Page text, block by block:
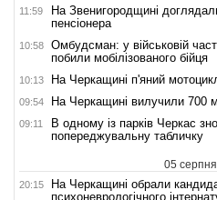
11:59
На Звенигородщині
пенсіонера
10:58
Омбудсман: у військовій
побили мобілізованого бійця
10:13 На Черкащині п'яний
09:54 На Черкащині вилучили 700
09:11
В одному із парків Черкас
попереджувальну табличку
05
20:15
На Черкащині обрали
психоневрологічного